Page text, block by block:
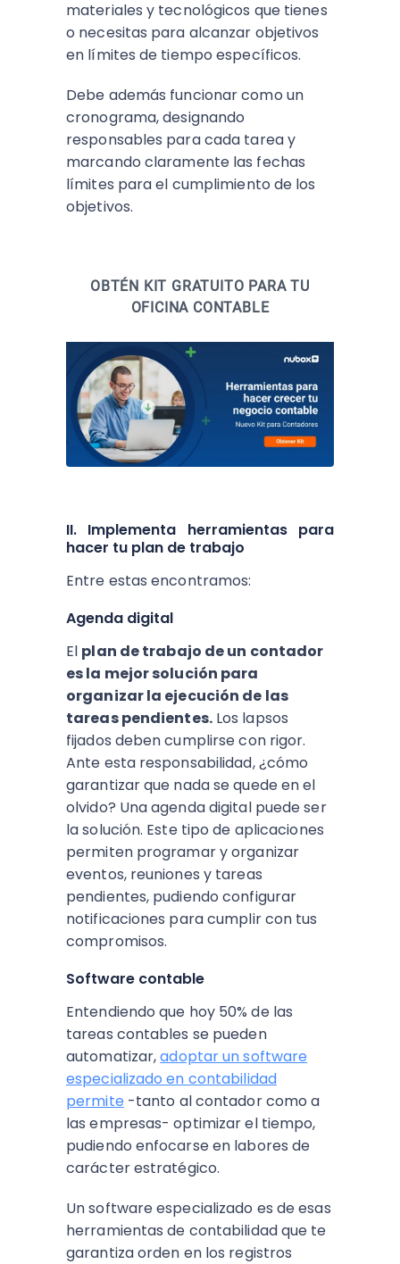
materiales y tecnológicos que tienes
o necesitas para alcanzar objetivos
en límites de tiempo específicos.
Debe además funcionar como un
cronograma, designando
responsables para cada tarea y
marcando claramente las fechas
límites para el cumplimiento de los
objetivos.
OBTÉN KIT GRATUITO PARA TU
OFICINA CONTABLE
II. Implementa herramientas para
hacer tu plan de trabajo
Entre estas encontramos:
Agenda digital
El plan de trabajo de un contador
es la mejor solución para
organizar la ejecución de las
tareas pendientes.Los lapsos
fijados deben cumplirse con rigor.
Ante esta responsabilidad, ¿cómo
garantizar que nada se quede en el
olvido? Una agenda digital puede ser
la solución. Este tipo de aplicaciones
permiten programar y organizar
eventos, reuniones y tareas
pendientes, pudiendo configurar
notificaciones para cumplir con tus
compromisos.
Software contable
Entendiendo que hoy 50% de las
tareas contables se pueden
automatizar,adoptar un software
especializado en contabilidad
permite -tanto al contador como a
las empresas- optimizar el tiempo,
pudiendo enfocarse en labores de
carácter estratégico.
Un software especializado es de esas
herramientas de contabilidad que te
garantiza orden en los registros